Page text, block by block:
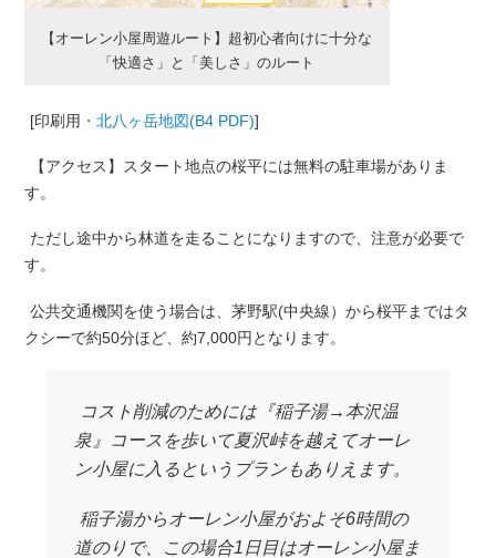
【オーレン小屋周遊ルート】超初心者向けに十分な
「快適さ」と「美しさ」のルート
[印刷用 ・北八ヶ岳地図(B4 PDF)]
【アクセス】スタート地点の桜平には無料の駐車場がありま
す。
ただし途中から林道を走ることになりますので、注意が必要で
す。
公共交通機関を使う場合は、茅野駅(中央線）から桜平まではタ
クシーで約50分ほど、約7,000円となります。
コスト削減のためには『稲子湯→本沢温
泉』コースを歩いて夏沢峠を越えてオーレ
ン小屋に入るというプランもありえます。
稲子湯からオーレン小屋がおよそ6時間の
道のりで、この場合1日目はオーレン小屋ま